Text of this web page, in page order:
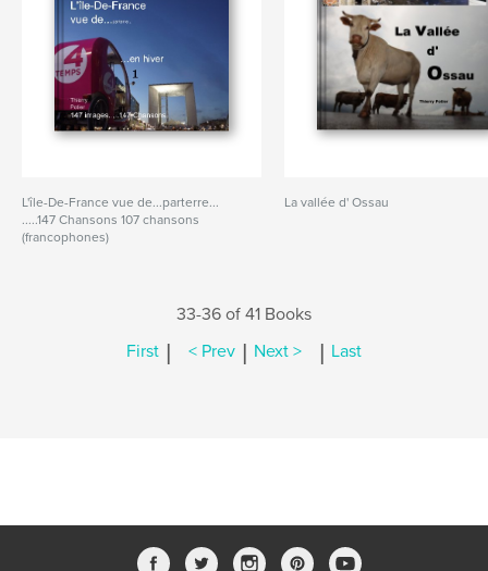
L'île-De-France vue de...parterre...
.....147 Chansons 107 chansons
(francophones)
La vallée d' Ossau
33-36 of 41 Books
First | < Prev | Next > | Last